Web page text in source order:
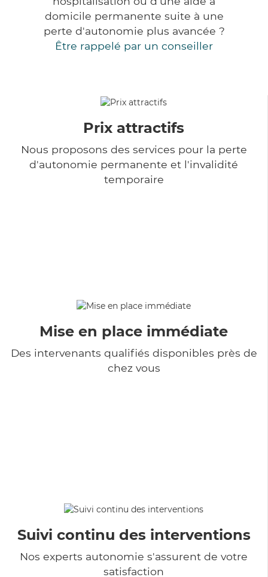
domicile permanente suite à une
perte d'autonomie plus avancée ?
Être rappelé par un conseiller
Prix attractifs
Nous proposons des services pour la perte
d'autonomie permanente et l'invalidité
temporaire
Mise en place immédiate
Des intervenants qualifiés disponibles près de
chez vous
Suivi continu des interventions
Nos experts autonomie s'assurent de votre
satisfaction